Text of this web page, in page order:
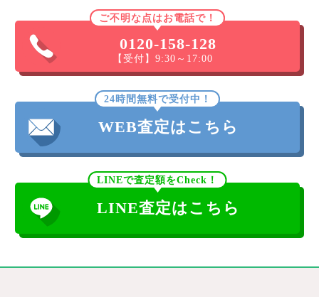
ご不明な点はお電話で！
0120-158-128
【受付】9:30～17:00
24時間無料で受付中！
WEB査定はこちら
LINEで査定額をCheck！
LINE査定はこちら